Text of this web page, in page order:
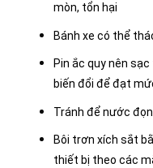
mòn, tổn hại
Bánh xe có thể
Pin ắc quy nên
biến đổi để đạt
Tránh để nước
Bôi trơn xích sắt
thiết bị theo các